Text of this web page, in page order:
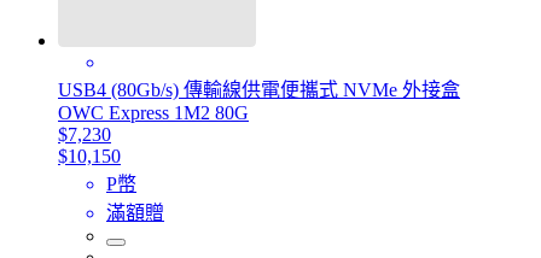
USB4 (80Gb/s) 傳輸線供電便攜式 NVMe 外接盒
OWC Express 1M2 80G
$7,230
$10,150
P幣
滿額贈